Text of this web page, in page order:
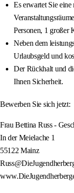
Es erwartet Sie
Personen, 1 großer
Neben dem
Urlaubsgeld und
Der Rückhalt und
Ihnen Sicherheit.
Bewerben Sie sich jetzt:
Frau Bettina Russ -
In der Meielache 1
55122 Mainz